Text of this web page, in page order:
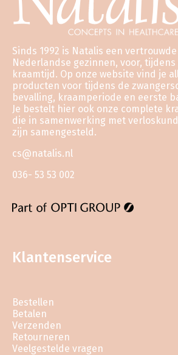
Sinds 1992 is Natalis een
Nederlandse gezinnen, voor, tijdens
kraamtijd. Op onze website vind je
producten voor tijdens de
bevalling, kraamperiode en eerste
Je bestelt hier ook onze complete
die in samenwerking met
zijn samengesteld.
cs@natalis.nl
036- 53 53 002
Klantenservice
Bestellen
Betalen
Verzenden
Retourneren
Veelgestelde vragen